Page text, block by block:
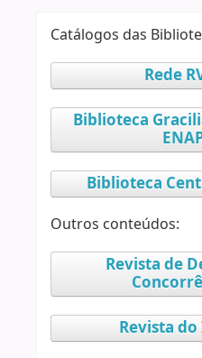
Catálogos das
Rede
Biblioteca
Biblioteca
Outros conteúdos:
Revista de
Revista do